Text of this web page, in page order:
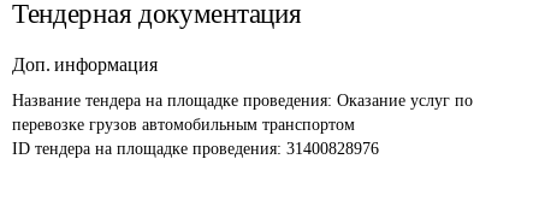
Тендерная документация
Доп. информация
Название тендера на площадке проведения: Оказание услуг по
перевозке грузов автомобильным транспортом
ID тендера на площадке проведения: 31400828976